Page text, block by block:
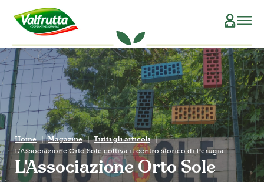
CHI SIAMO
Il Manifesto
La Filiera Produttiva
Le Persone
La Storia
SCOPRI L’ORIGINE
SOSTENIBILITÀ
PRODOTTI
Verdure e Legumi conservati
RICETTE
Home Magazine
Tutti gli articoli
L'Associazione Orto Sole coltiva il centro storico di Perugia
L'Associazione Orto Sole